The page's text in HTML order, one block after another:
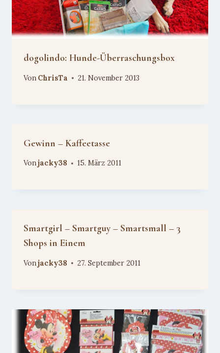
dogolindo: Hunde-Überraschungsbox
Von ChrisTa 21. November 2013
Gewinn – Kaffeetasse
Vonjacky38 15. März 2011
Smartgirl – Smartguy – Smartsmall – 3
Shops in Einem
Vonjacky38 27. September 2011